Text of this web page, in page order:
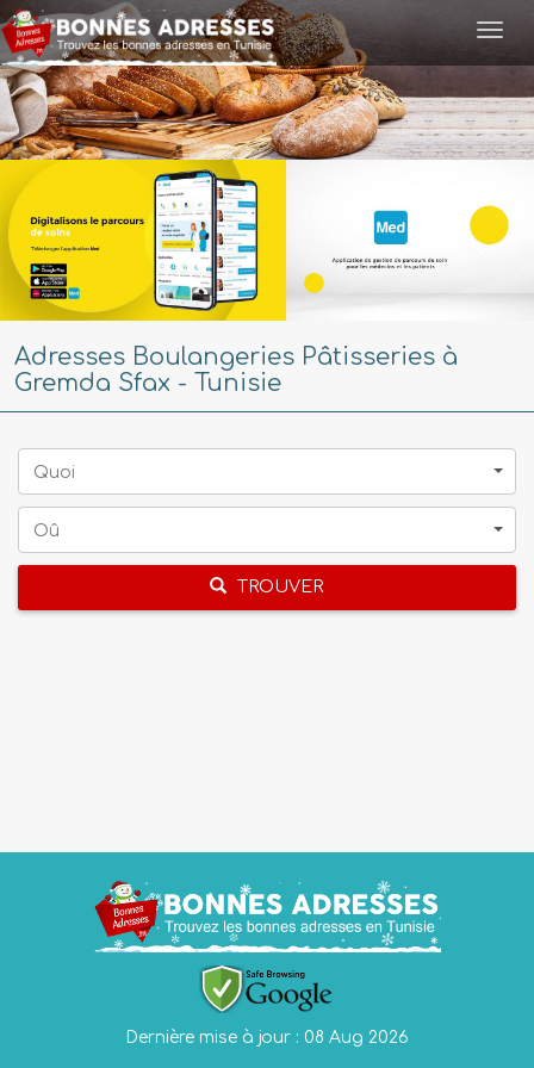
Adresses Boulangeries Pâtisseries à
Gremda Sfax - Tunisie
Quoi
Oû
TROUVER
Dernière mise à jour : 08 Aug 2026